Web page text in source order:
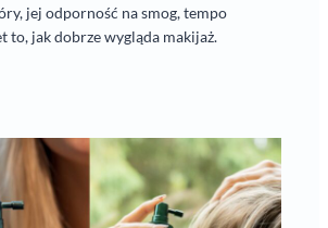
jej odporność na smog, tempo
to, jak dobrze wygląda makijaż.